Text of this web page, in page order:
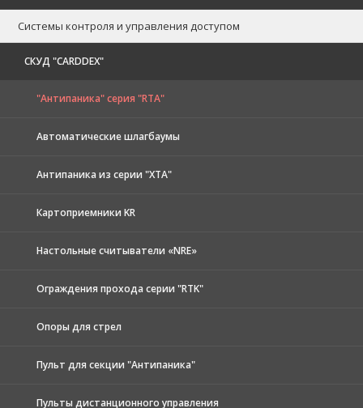
Системы контроля и управления доступом
CКУД "CARDDEX"
"Антипаника" серия "RTA"
Автоматические шлагбаумы
Антипаника из серии "XTA"
Картоприемники KR
Настольные считыватели «NRE»
Ограждения прохода серии "RTK"
Опоры для стрел
Пульт для секции "Антипаника"
Пульты дистанционного управления